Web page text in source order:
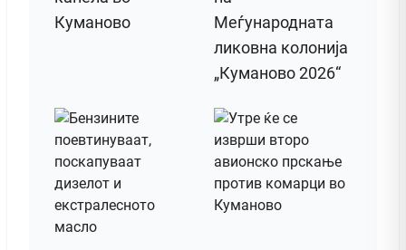
Куманово
Меѓународната
ликовна колонија
„Куманово 2026“